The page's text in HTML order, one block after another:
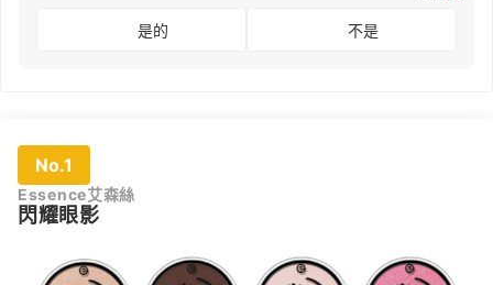
是的 不是
No.1
Essence艾森絲
閃耀眼影